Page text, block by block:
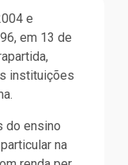
e
em 13 de
instituições
do ensino
na